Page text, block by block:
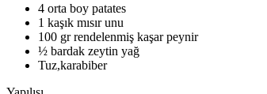
4 orta boy patates
1 kaşık mısır unu
100 gr rendelenmiş kaşar peynir
½ bardak zeytin yağ
Tuz,karabiber